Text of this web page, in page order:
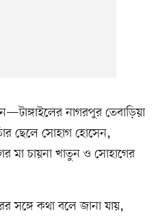
নাগরপুর তেবাড়িয়া
ছেলে সোহাগ হোসেন,
মা চায়না খাতুন ও সোহাগের
সঙ্গে কথা বলে জানা যায়,